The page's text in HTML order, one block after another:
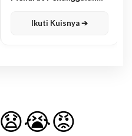
Ikuti Kuisnya ➔
😧😭😡